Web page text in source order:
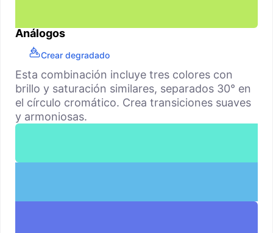
Análogos
Crear degradado
Esta combinación incluye tres colores con
brillo y saturación similares, separados 30° en
el círculo cromático. Crea transiciones suaves
y armoniosas.